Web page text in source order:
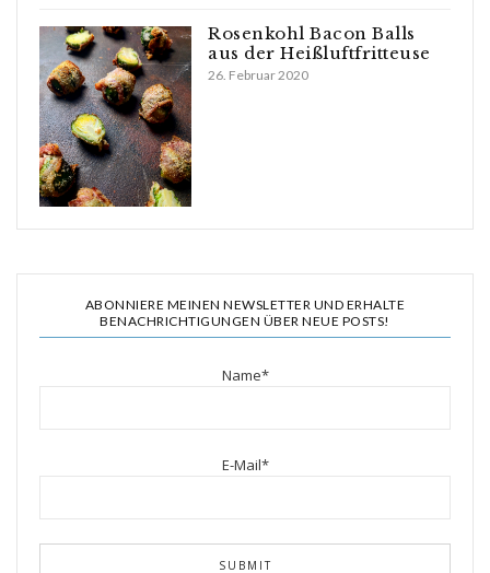
Rosenkohl Bacon Balls
aus der Heißluftfritteuse
26. Februar 2020
ABONNIERE MEINEN NEWSLETTER UND ERHALTE
BENACHRICHTIGUNGEN ÜBER NEUE POSTS!
Name*
E-Mail*